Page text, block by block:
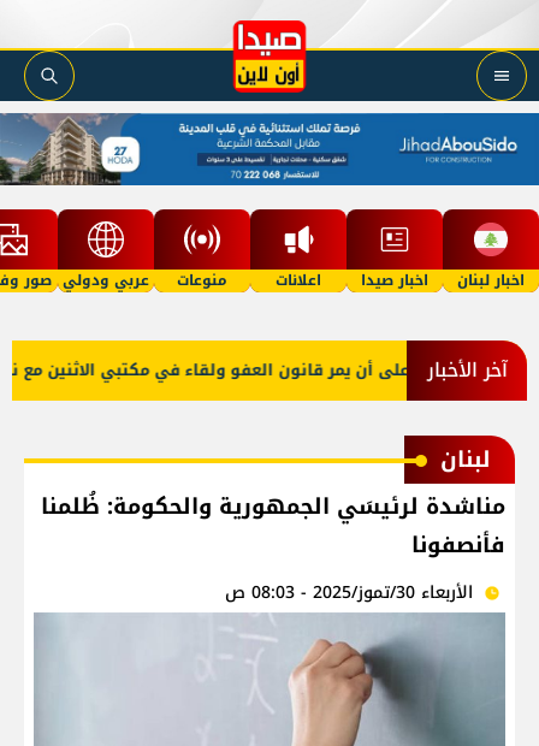
اخبار لبنان اخبار صيدا اعلانات منوعات عربي ودولي صور
آخر الأخبار
صعب: إصرار على أن يمر قانون العفو ولقاء في مكتبي الاثنين مع
لبنان
مناشدة لرئيسَي الجمهورية والحكومة: ظُلمنا
فأنصفونا
الأربعاء 30/تموز/2025 - 08:03 ص